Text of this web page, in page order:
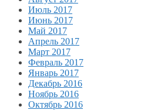
Июль 2017
Июнь 2017
Май 2017
Апрель 2017
Март 2017
Февраль 2017
Январь 2017
Декабрь 2016
Ноябрь 2016
Октябрь 2016